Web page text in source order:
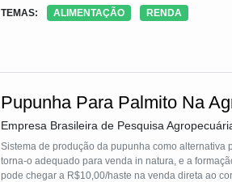
TEMAS: ALIMENTAÇÃO RENDA
Pupunha Para Palmito Na
Empresa Brasileira de Pesquisa
Sistema de produção da pupunha como alternativa
torna-o adequado para venda in natura, e a
pode chegar a R$10,00/haste na venda direta ao